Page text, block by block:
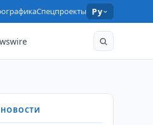
Спецпроекты Ру